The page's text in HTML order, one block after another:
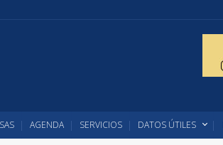
AGENDA SERVICIOS DATOS ÚTILES